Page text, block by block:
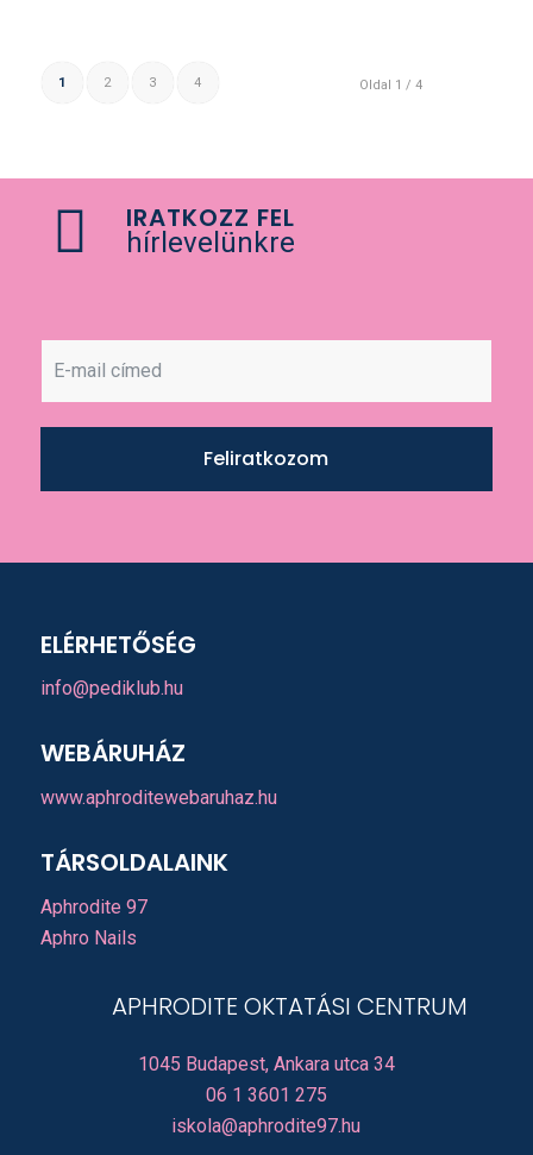
Oldal 1 / 4
1 2 3 4
IRATKOZZ FEL
hírlevelünkre
Feliratkozom
ELÉRHETŐSÉG
info@pediklub.hu
WEBÁRUHÁZ
www.aphroditewebaruhaz.hu
TÁRSOLDALAINK
Aphrodite 97
Aphro Nails
APHRODITE OKTATÁSI CENTRUM
1045 Budapest, Ankara utca 34
06 1 3601 275
iskola@aphrodite97.hu